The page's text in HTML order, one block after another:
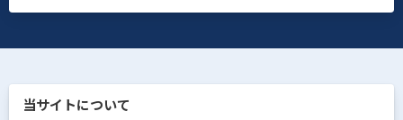
当サイトについて